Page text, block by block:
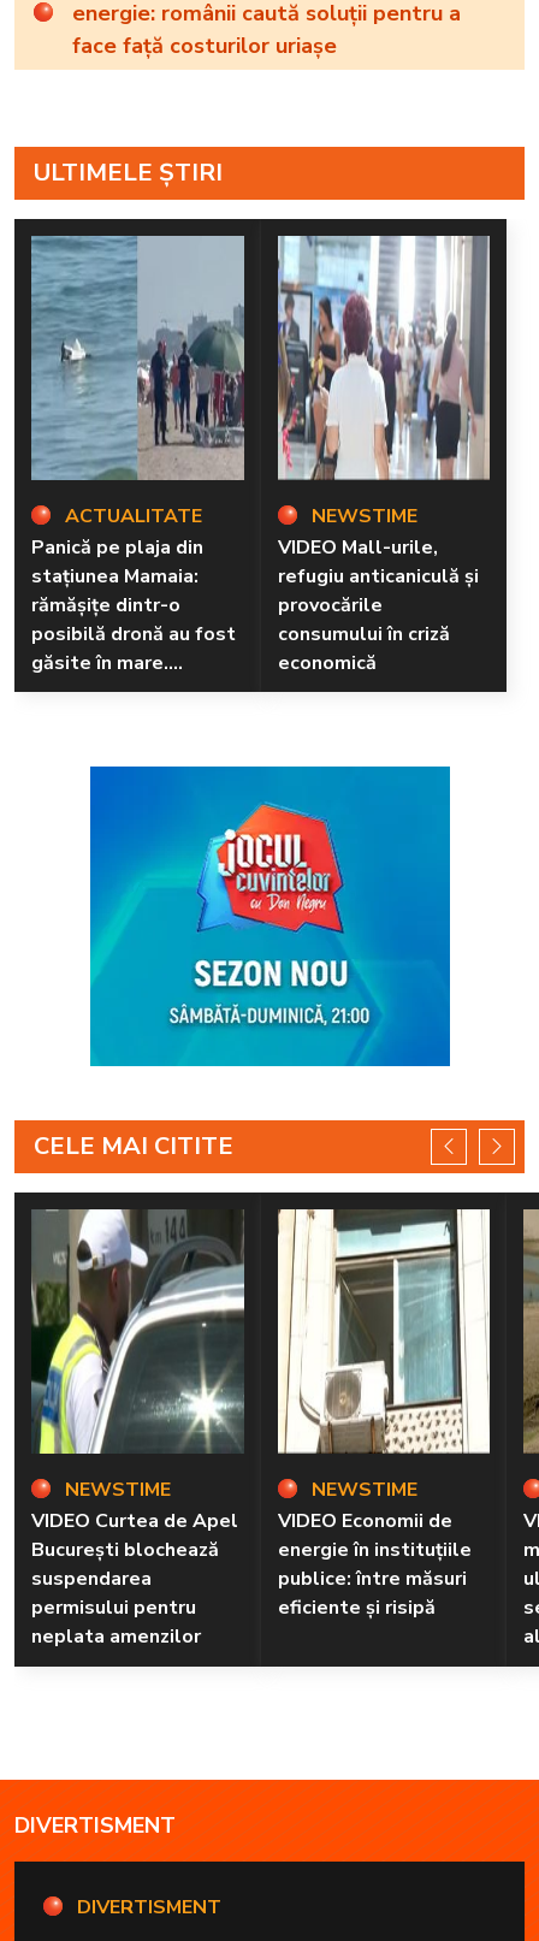
energie: românii caută soluții pentru a
face față costurilor uriașe
ULTIMELE ȘTIRI
ACTUALITATE
Panică pe plaja din
stațiunea Mamaia:
rămăşiţe dintr-o
posibilă dronă au fost
găsite în mare.
Pompierii au izolat
NEWSTIME
VIDEO Mall-urile,
refugiu anticaniculă și
provocările
consumului în criză
economică
CELE MAI CITITE
NEWSTIME
VIDEO Curtea de Apel
București blochează
suspendarea
permisului pentru
neplata amenzilor
NEWSTIME
VIDEO Economii de
energie în instituțiile
publice: între măsuri
eficiente și risipă
DIVERTISMENT
DIVERTISMENT